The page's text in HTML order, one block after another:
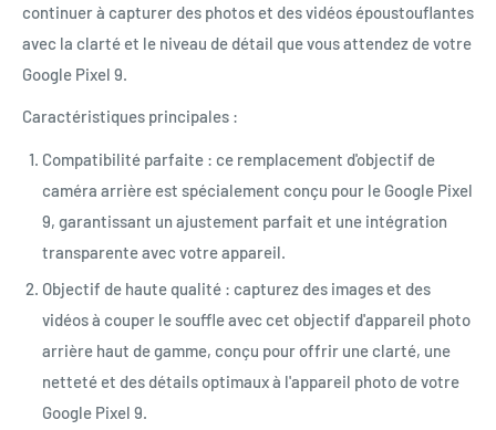
continuer à capturer des photos et des vidéos époustouflantes
avec la clarté et le niveau de détail que vous attendez de votre
Google Pixel 9.
Caractéristiques principales :
Compatibilité parfaite : ce remplacement d'objectif de
caméra arrière est spécialement conçu pour le Google Pixel
9, garantissant un ajustement parfait et une intégration
transparente avec votre appareil.
Objectif de haute qualité : capturez des images et des
vidéos à couper le souffle avec cet objectif d'appareil photo
arrière haut de gamme, conçu pour offrir une clarté, une
netteté et des détails optimaux à l'appareil photo de votre
Google Pixel 9.